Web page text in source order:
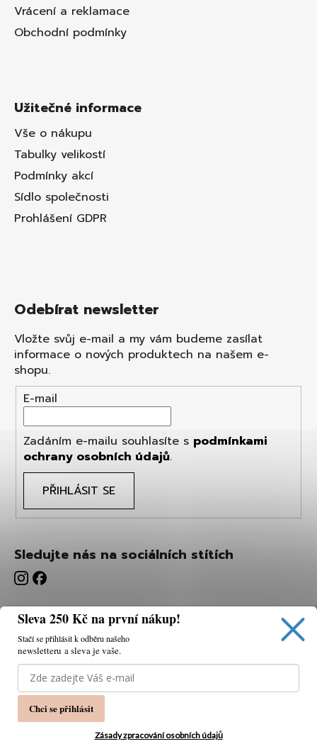
Používáme cookies, abychom vám umožnili pohodlné
prohlížení webu a díky analýze webu neustále zlepšovat
jeho funkce, výkon a použitelnost.
Vrácení a reklamace
Obchodní podmínky
Užitečné informace
Vše o nákupu
Tabulky velikostí
Podmínky akcí
Sídlo společnosti
Prohlášení GDPR
Odebírat newsletter
Vložte svůj e-mail a my vám budeme zasílat
informace o nových produktech na našem e-
shopu.
E-mail
Zadáním e-mailu souhlasíte s podmínkami
ochrany osobních údajů.
PŘIHLÁSIT SE
Sledujte nás na sociálních stítích
Sleva 250 Kč na první nákup!
Stačí se přihlásit k odběru našeho
newsletteru a sleva je vaše.
Chci se přihlásit
Zásady zpracování osobních údajů